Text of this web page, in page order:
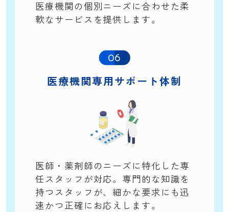
医療機関の個別ニーズに合わせた柔
軟なサービスを提供します。
06
医療機関専用サポート体制
医師・薬剤師のニーズに特化した専
任スタッフが対応。専門的な知識を
持つスタッフが、細かな要求にも迅
速かつ正確にお応えします。